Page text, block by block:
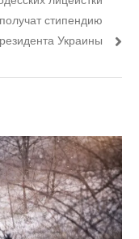
получат стипендию
Украины